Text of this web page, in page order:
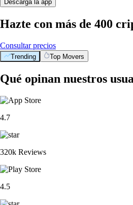
Descarga la app
Hazte con más de 400
Consultar precios
Trending Top Movers
Qué opinan nuestros
4.7
320k Reviews
4.5